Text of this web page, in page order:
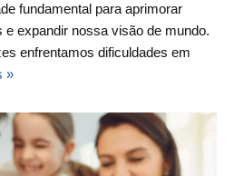
fundamental para aprimorar
expandir nossa visão de mundo.
enfrentamos dificuldades em
»